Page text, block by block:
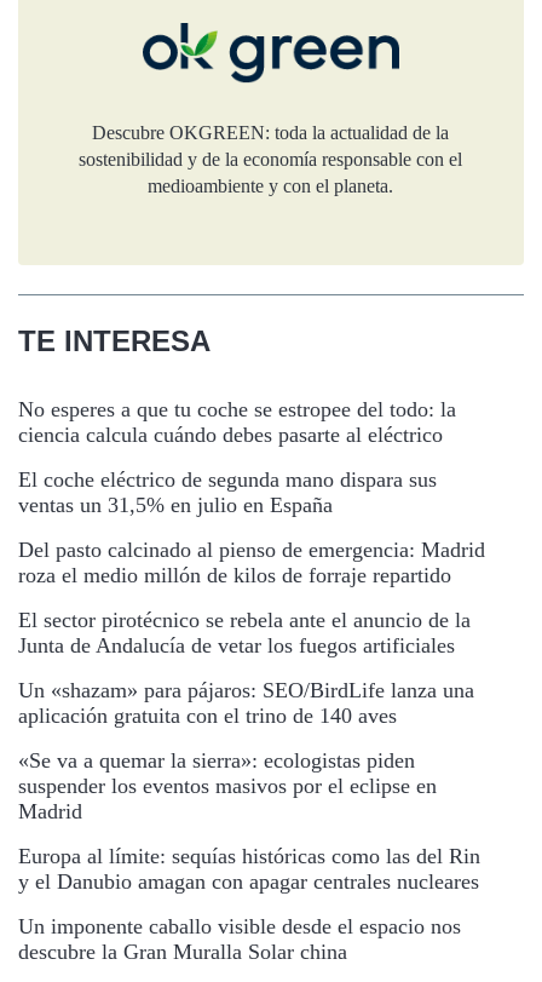
Descubre OKGREEN: toda la actualidad de la
sostenibilidad y de la economía responsable con el
medioambiente y con el planeta.
TE INTERESA
No esperes a que tu coche se estropee del todo: la
ciencia calcula cuándo debes pasarte al eléctrico
El coche eléctrico de segunda mano dispara sus
ventas un 31,5% en julio en España
Del pasto calcinado al pienso de emergencia: Madrid
roza el medio millón de kilos de forraje repartido
El sector pirotécnico se rebela ante el anuncio de la
Junta de Andalucía de vetar los fuegos artificiales
Un «shazam» para pájaros: SEO/BirdLife lanza una
aplicación gratuita con el trino de 140 aves
«Se va a quemar la sierra»: ecologistas piden
suspender los eventos masivos por el eclipse en
Madrid
Europa al límite: sequías históricas como las del Rin
y el Danubio amagan con apagar centrales nucleares
Un imponente caballo visible desde el espacio nos
descubre la Gran Muralla Solar china